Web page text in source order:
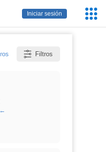
Iniciar sesión
Filtros